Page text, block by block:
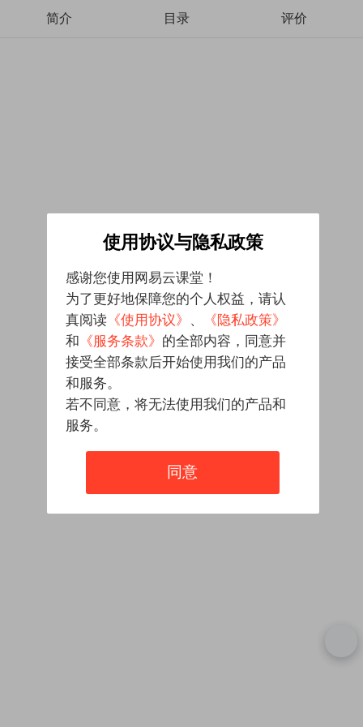
简介 目录 评价
使用协议与隐私政策
感谢您使用网易云课堂！
为了更好地保障您的个人权益，请认
真阅读 《使用协议》 、
《隐私政策》
和 《服务条款》 的全部内容，同意并
接受全部条款后开始使用我们的产品
和服务。
若不同意，将无法使用我们的产品和
服务。
同意